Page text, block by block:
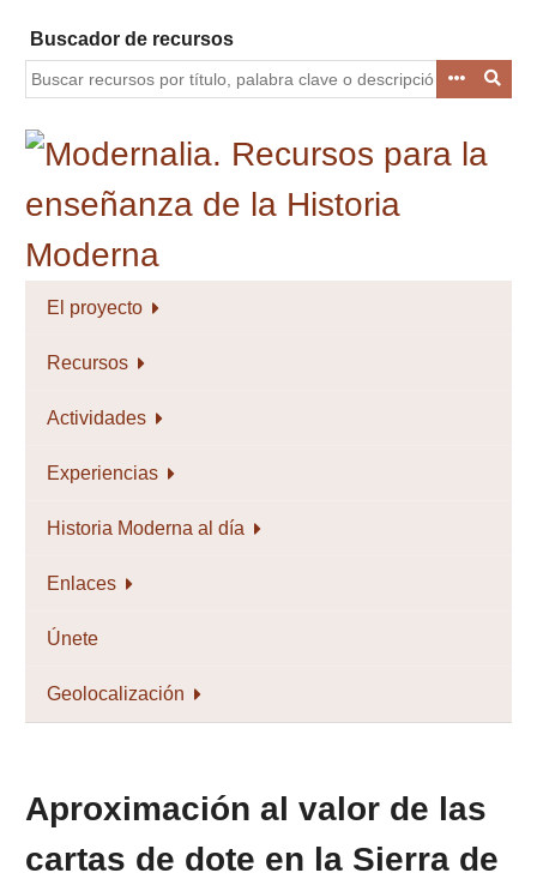
contenido
principal
Buscador de recursos
El proyecto
Recursos
Actividades
Experiencias
Historia Moderna al día
Enlaces
Únete
Geolocalización
Aproximación al valor de las
cartas de dote en la Sierra de